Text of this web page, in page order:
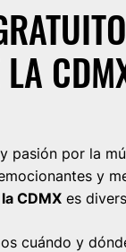
pasión por la
y
CDMX es
cuándo y